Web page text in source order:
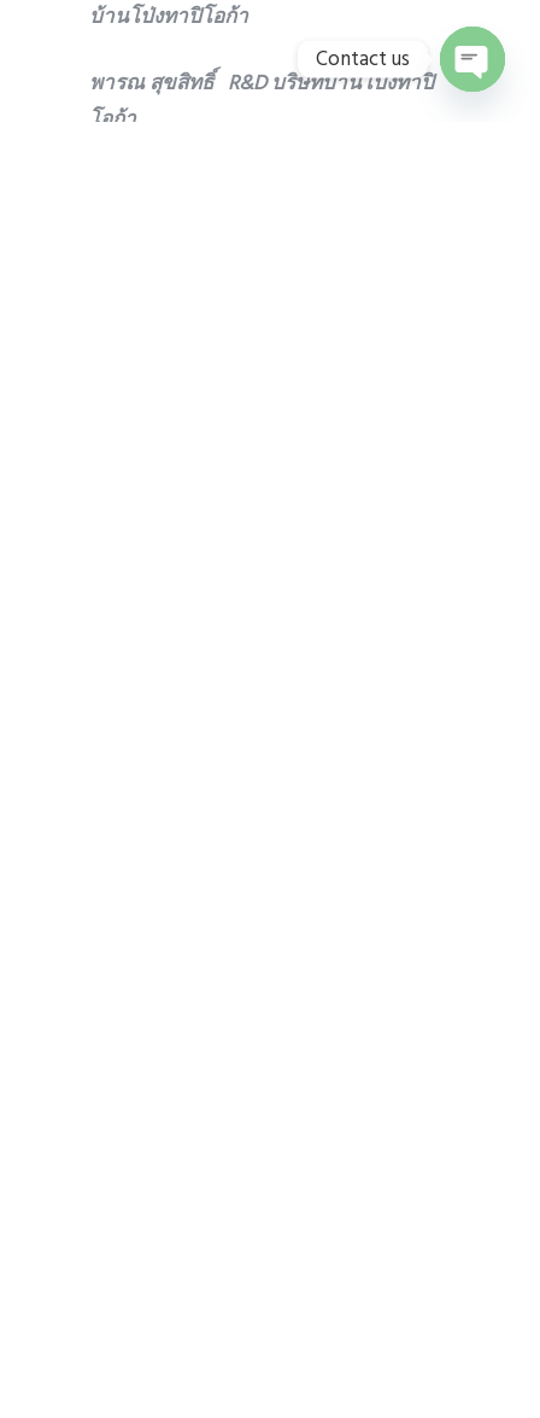
บ้านโป่งทาปิโอก้า
พารณ สุขสิทธิ์ R&D บริษัทบ้านโป่งทาปิ
โอก้า
Contact us